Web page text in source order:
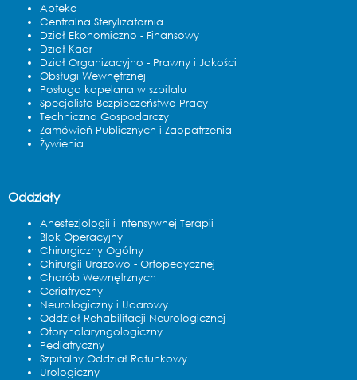
Apteka
Centralna Sterylizatornia
Dział Ekonomiczno - Finansowy
Dział Kadr
Dział Organizacyjno - Prawny i Jakości
Obsługi Wewnętrznej
Posługa kapelana w szpitalu
Specjalista Bezpieczeństwa Pracy
Techniczno Gospodarczy
Zamówień Publicznych i Zaopatrzenia
Żywienia
Oddziały
Anestezjologii i Intensywnej Terapii
Blok Operacyjny
Chirurgiczny Ogólny
Chirurgii Urazowo - Ortopedycznej
Chorób Wewnętrznych
Geriatryczny
Neurologiczny i Udarowy
Oddział Rehabilitacji Neurologicznej
Otorynolaryngologiczny
Pediatryczny
Szpitalny Oddział Ratunkowy
Urologiczny